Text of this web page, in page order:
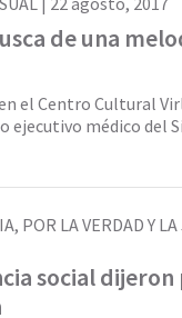
de una
el Centro Cultural
ejecutivo médico del
POR LA VERDAD Y
social